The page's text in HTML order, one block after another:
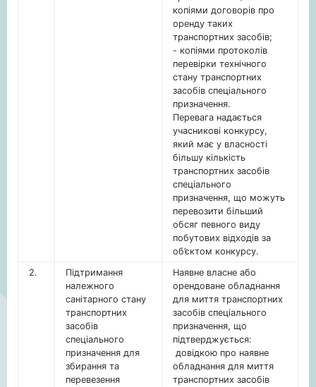
копіями договорів про
оренду таких
транспортних засобів;
- копіями протоколів
перевірки технічного
стану транспортних
засобів спеціального
призначення.
Перевага надається
учасникові конкурсу,
який має у власності
більшу кількість
транспортних засобів
спеціального
призначення, що можуть
перевозити більший
обсяг певного виду
побутових відходів за
об’єктом конкурсу.
2.
Підтримання
належного
санітарного стану
транспортних
засобів
спеціального
призначення для
збирання та
перевезення
Наявне власне або
орендоване обладнання
для миття транспортних
засобів спеціального
призначення, що
підтверджується:
довідкою про наявне
обладнання для миття
транспортних засобів